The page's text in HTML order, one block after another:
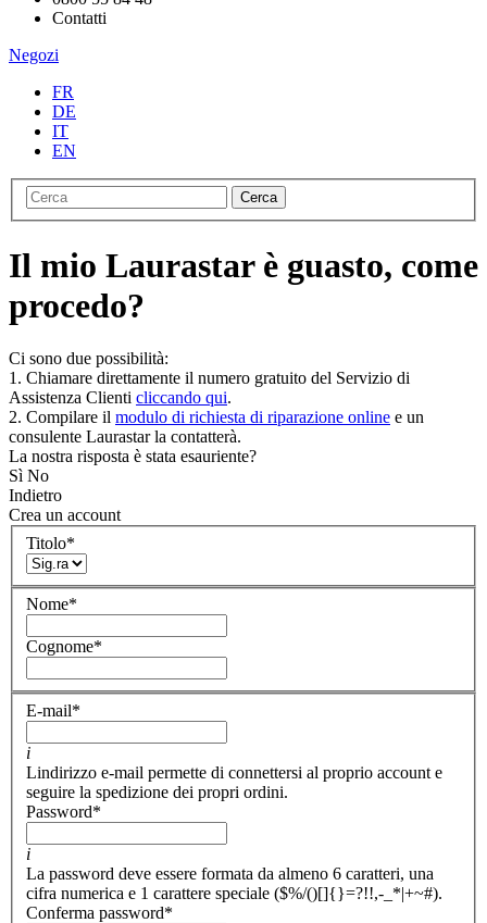
Contatti
Negozi
FR
DE
IT
EN
Cerca
Il mio Laurastar è guasto, come
procedo?
Ci sono due possibilità:
1. Chiamare direttamente il numero gratuito del Servizio di
Assistenza Clienti cliccando qui.
2. Compilare il modulo di richiesta di riparazione online e un
consulente Laurastar la contatterà.
La nostra risposta è stata esauriente?
Sì No
Indietro
Crea un account
Titolo*
Nome*
Cognome*
E-mail*
i
Lindirizzo e-mail permette di connettersi al proprio account e
seguire la spedizione dei propri ordini.
Password*
i
La password deve essere formata da almeno 6 caratteri, una
cifra numerica e 1 carattere speciale ($%/()[]{}=?!!,-_*|+~#).
Conferma password*